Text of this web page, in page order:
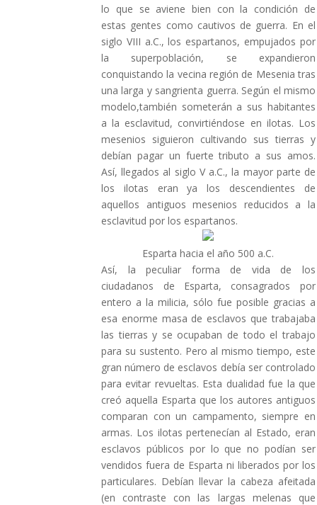
lo que se aviene bien con la condición de
estas gentes como cautivos de guerra. En el
siglo VIII a.C., los espartanos, empujados por
la superpoblación, se expandieron
conquistando la vecina región de Mesenia tras
una larga y sangrienta guerra. Según el mismo
modelo,también someterán a sus habitantes
a la esclavitud, convirtiéndose en ilotas. Los
mesenios siguieron cultivando sus tierras y
debían pagar un fuerte tributo a sus amos.
Así, llegados al siglo V a.C., la mayor parte de
los ilotas eran ya los descendientes de
aquellos antiguos mesenios reducidos a la
esclavitud por los espartanos.
Esparta hacia el año 500 a.C.
Así, la peculiar forma de vida de los
ciudadanos de Esparta, consagrados por
entero a la milicia, sólo fue posible gracias a
esa enorme masa de esclavos que trabajaba
las tierras y se ocupaban de todo el trabajo
para su sustento. Pero al mismo tiempo, este
gran número de esclavos debía ser controlado
para evitar revueltas. Esta dualidad fue la que
creó aquella Esparta que los autores antiguos
comparan con un campamento, siempre en
armas. Los ilotas pertenecían al Estado, eran
esclavos públicos por lo que no podían ser
vendidos fuera de Esparta ni liberados por los
particulares. Debían llevar la cabeza afeitada
(en contraste con las largas melenas que